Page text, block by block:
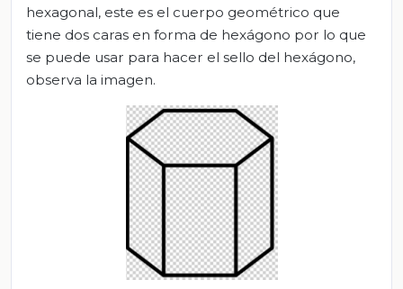
hexagonal, este es el cuerpo geométrico que
tiene dos caras en forma de hexágono por lo que
se puede usar para hacer el sello del hexágono,
observa la imagen.